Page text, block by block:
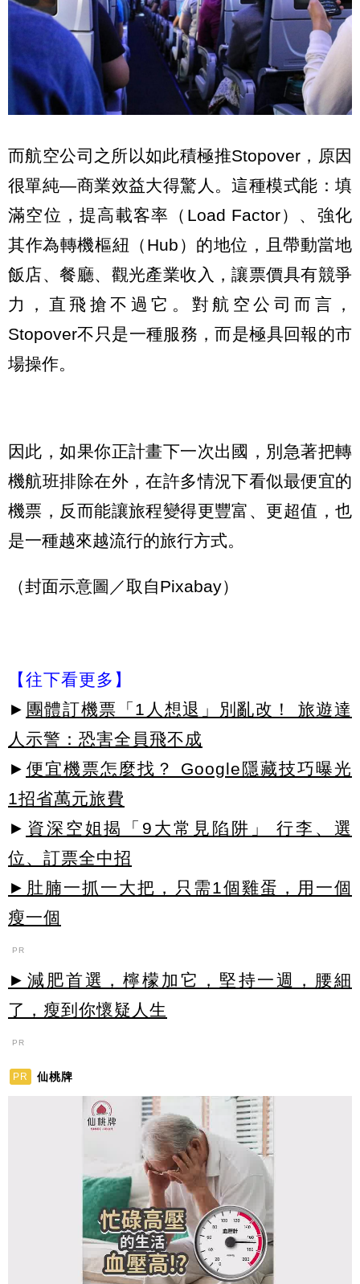
而航空公司之所以如此積極推Stopover，原因
很單純—商業效益大得驚人。這種模式能：填
滿空位，提高載客率（Load Factor）、強化
其作為轉機樞紐（Hub）的地位，且帶動當地
飯店、餐廳、觀光產業收入，讓票價具有競爭
力，直飛搶不過它。對航空公司而言，
Stopover不只是一種服務，而是極具回報的市
場操作。
因此，如果你正計畫下一次出國，別急著把轉
機航班排除在外，在許多情況下看似最便宜的
機票，反而能讓旅程變得更豐富、更超值，也
是一種越來越流行的旅行方式。
（封面示意圖／取自Pixabay）
【往下看更多】
► 團體訂機票「1人想退」別亂改！ 旅遊達
人示警：恐害全員飛不成
► 便宜機票怎麼找？ Google隱藏技巧曝光
1招省萬元旅費
► 資深空姐揭「9大常見陷阱」 行李、選
位、訂票全中招
►肚腩一抓一大把，只需1個雞蛋，用一個
瘦一個
PR
►減肥首選，檸檬加它，堅持一週，腰細
了，瘦到你懷疑人生
PR
PR 仙桃牌